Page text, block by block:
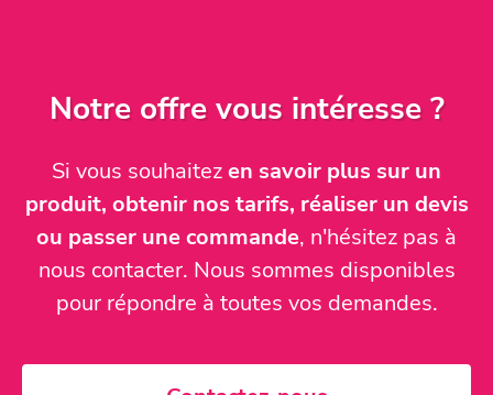
Notre offre vous intéresse ?
Si vous souhaitezen savoir plus sur un
produit, obtenir nos tarifs, réaliser un devis
ou passer une commande, n'hésitez pas à
nous contacter. Nous sommes disponibles
pour répondre à toutes vos demandes.